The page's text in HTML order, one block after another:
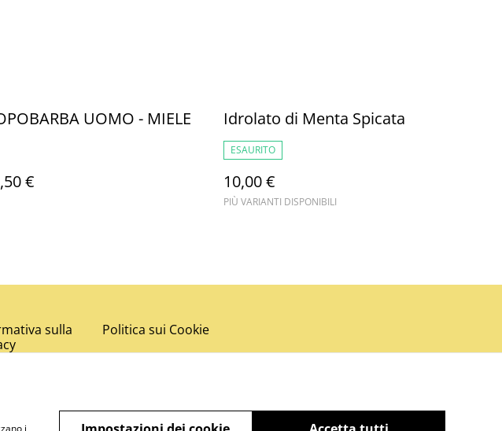
UOMO - MIELE
€
Idrolato di Menta Spicata
ESAURITO
10,00 €
PIÙ VARIANTI DISPONIBILI
sulla
Politica sui Cookie
i